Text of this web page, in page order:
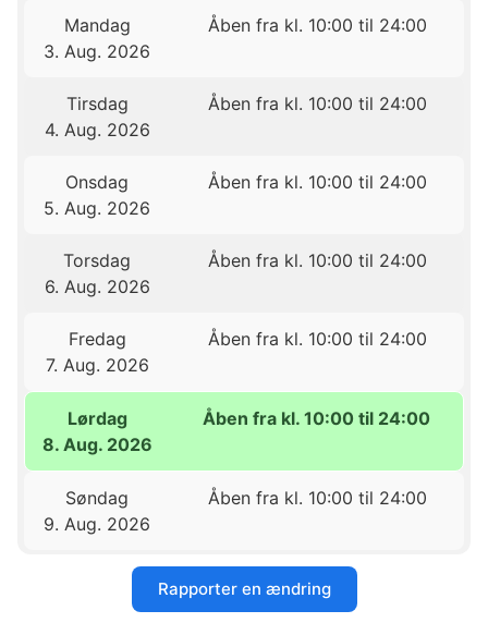
Mandag
3. Aug. 2026
Åben fra kl. 10:00 til 24:00
Tirsdag
4. Aug. 2026
Åben fra kl. 10:00 til 24:00
Onsdag
5. Aug. 2026
Åben fra kl. 10:00 til 24:00
Torsdag
6. Aug. 2026
Åben fra kl. 10:00 til 24:00
Fredag
7. Aug. 2026
Åben fra kl. 10:00 til 24:00
Lørdag
8. Aug. 2026
Åben fra kl. 10:00 til 24:00
Søndag
9. Aug. 2026
Åben fra kl. 10:00 til 24:00
Rapporter en ændring